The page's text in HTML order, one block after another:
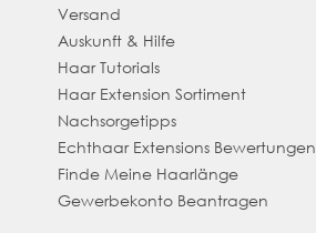
Versand
Auskunft & Hilfe
Haar Tutorials
Haar Extension Sortiment
Nachsorgetipps
Echthaar Extensions Bewertungen
Finde Meine Haarlänge
Gewerbekonto Beantragen